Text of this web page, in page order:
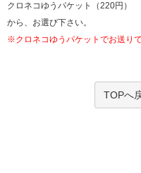
クロネコゆうパケット（220円）
から、お選び下さい。
※クロネコゆうパケットでお送り
TOPへ